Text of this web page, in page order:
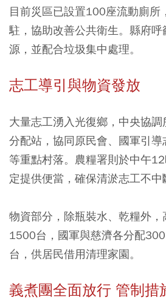
目前災區已設置100座流動廁所
駐，協助改善公共衛生。縣府
源，並配合垃圾集中處理。
志工導引與物資發放
大量志工湧入光復鄉，中央協
分配站，協同原民會、國軍引
等重點村落。農糧署則於中午
定提供便當，確保清淤志工不中
物資部分，除瓶裝水、乾糧外
1500台，國軍與慈濟各分配
台，供居民借用清理家園。
義煮團全面放行 管制措